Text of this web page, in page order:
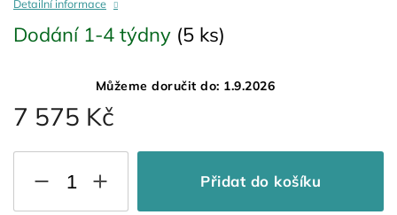
7 575 Kč
Dodání 1-4 týdny (5 ks)
Můžeme doručit do: 1.9.2026
Přidat do košíku
Detailní informace